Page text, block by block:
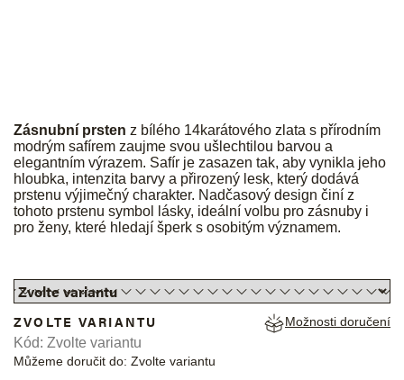
Zásnubní prsten z bílého 14karátového zlata s přírodním
modrým safírem zaujme svou ušlechtilou barvou a
elegantním výrazem. Safír je zasazen tak, aby vynikla jeho
hloubka, intenzita barvy a přirozený lesk, který dodává
prstenu výjimečný charakter. Nadčasový design činí z
tohoto prstenu symbol lásky, ideální volbu pro zásnuby i
pro ženy, které hledají šperk s osobitým významem.
ZVOLTE VARIANTU
Můžeme doručit do: Zvolte variantu
Možnosti doručení
Kód: Zvolte variantu